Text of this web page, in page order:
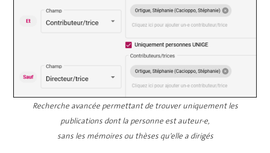
Recherche avancée permettant de trouver uniquement les
publications dont la personne est auteur-e,
sans les mémoires ou thèses qu'elle a dirigés